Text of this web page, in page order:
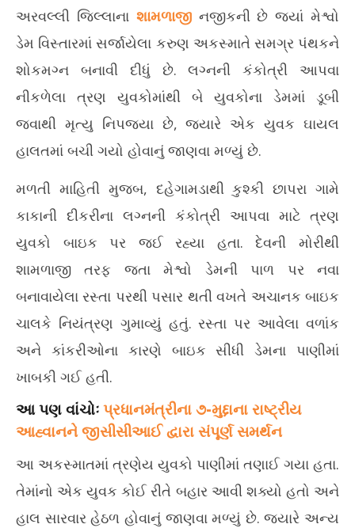
લગ્નની કંકોત્રી આપવા નીકળેલા બે યુવક બાઈક સાથે મેશ્વો ડેમમાં
ગરકાવ
May
14,
2026
અરવલ્લી જિલ્લાના શામળાજીનજીકની છે જ્યાં મેશ્વો
ડેમ વિસ્તારમાં સર્જાયેલા કરુણ અકસ્માતે સમગ્ર પંથકને
શોકમગ્ન બનાવી દીધું છે. લગ્નની કંકોત્રી આપવા
નીકળેલા ત્રણ યુવકોમાંથી બે યુવકોના ડેમમાં ડૂબી
જવાથી મૃત્યુ નિપજ્યા છે, જ્યારે એક યુવક ઘાયલ
હાલતમાં બચી ગયો હોવાનું જાણવા મળ્યું છે.
મળતી માહિતી મુજબ, દહેગામડાથી કુશ્કી છાપરા ગામે
કાકાની દીકરીના લગ્નની કંકોત્રી આપવા માટે ત્રણ
યુવકો બાઇક પર જઈ રહ્યા હતા. દેવની મોરીથી
શામળાજી તરફ જતા મેશ્વો ડેમની પાળ પર નવા
બનાવાયેલા રસ્તા પરથી પસાર થતી વખતે અચાનક બાઇક
ચાલકે નિયંત્રણ ગુમાવ્યું હતું. રસ્તા પર આવેલા વળાંક
અને કાંકરીઓના કારણે બાઇક સીધી ડેમના પાણીમાં
ખાબકી ગઈ હતી.
આ પણ વાંચોઃપ્રધાનમંત્રીના ૭-મુદ્દાના રાષ્ટ્રીય
આહ્વાનને જીસીસીઆઈ દ્વારા સંપૂર્ણ સમર્થન
આ અકસ્માતમાં ત્રણેય યુવકો પાણીમાં તણાઈ ગયા હતા.
તેમાંનો એક યુવક કોઈ રીતે બહાર આવી શક્યો હતો અને
હાલ સારવાર હેઠળ હોવાનું જાણવા મળ્યું છે. જ્યારે અન્ય